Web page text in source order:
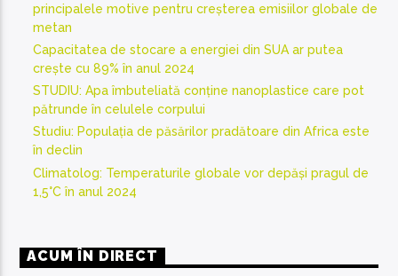
principalele motive pentru creșterea emisiilor globale de
metan
Capacitatea de stocare a energiei din SUA ar putea
crește cu 89% în anul 2024
STUDIU: Apa îmbuteliată conține nanoplastice care pot
pătrunde în celulele corpului
Studiu: Populația de păsărilor pradătoare din Africa este
în declin
Climatolog: Temperaturile globale vor depăși pragul de
1,5°C în anul 2024
ACUM ÎN DIRECT